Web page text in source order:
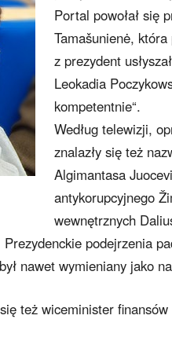
Portal powołał się
Tamašunienė,
z prezydent
Leokadia
kompetentnie“.
Według telewizji,
znalazły się też
Algimantasa
antykorupcyjnego
wewnętrznych
podejrzenia
nawet wymieniany jako
też wiceminister